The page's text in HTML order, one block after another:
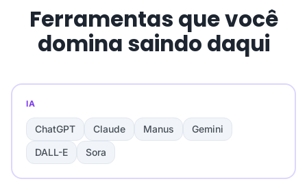
Ferramentas que você
domina saindo daqui
IA
ChatGPT Claude Manus
Gemini
DALL-E
Sora